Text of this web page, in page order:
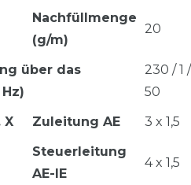
Nachfüllmenge
(g/m)
20
über das
230 / 1 /
50
X
Zuleitung AE
3 x 1,5
Steuerleitung
AE-IE
4 x 1,5